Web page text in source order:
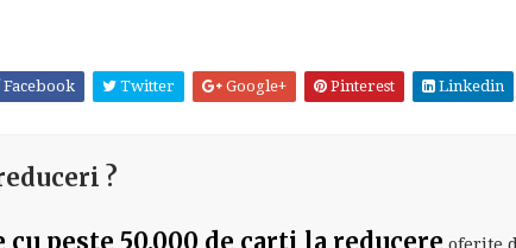
Facebook Twitter Google+ Pinterest Linkedin
?
peste 50.000 de carti la reducere